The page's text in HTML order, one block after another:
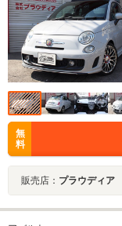
無
料
販売店： プラウディア